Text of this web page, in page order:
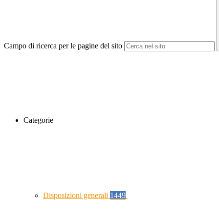
Campo di ricerca per le pagine del sito
Categorie
Disposizioni generali 1449